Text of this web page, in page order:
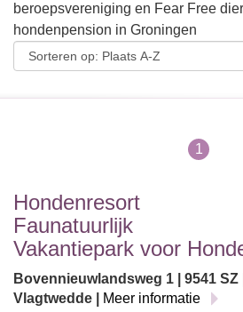
beroepsvereniging en Fear Free
hondenpension in Groningen
1
Hondenresort
Faunatuurlijk
Vakantiepark voor
Bovennieuwlandsweg 1 | 9541 SZ |
Vlagtwedde |
Meer informatie